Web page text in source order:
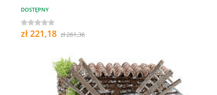
DOSTĘPNY
zł 221,18 zł 261,36